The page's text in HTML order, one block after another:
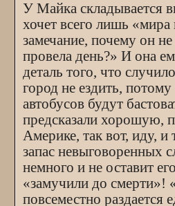
У Майка складывается
хочет всего лишь
замечание, почему он
провела день?» И она
деталь того, что
город не ездить,
автобусов будут
предсказали хорошую,
Америке, так вот, иду,
запас невыговоренных
немного и не оставит
«замучили до смерти»!
повсеместно